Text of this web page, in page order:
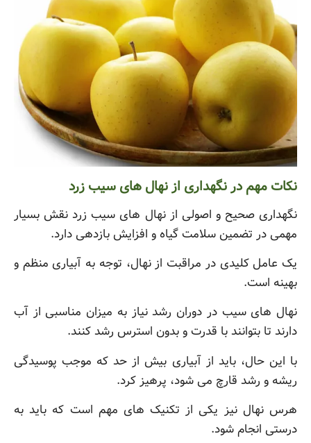
نکات مهم در نگهداری از نهال های سیب زرد
نگهداری صحیح و اصولی از نهال های سیب زرد نقش بسیار
مهمی در تضمین سلامت گیاه و افزایش بازدهی دارد.
یک عامل کلیدی در مراقبت از نهال، توجه به آبیاری منظم و
بهینه است.
نهال های سیب در دوران رشد نیاز به میزان مناسبی از آب
دارند تا بتوانند با قدرت و بدون استرس رشد کنند.
با این حال، باید از آبیاری بیش از حد که موجب پوسیدگی
ریشه و رشد قارچ می شود، پرهیز کرد.
هرس نهال نیز یکی از تکنیک های مهم است که باید به
درستی انجام شود.